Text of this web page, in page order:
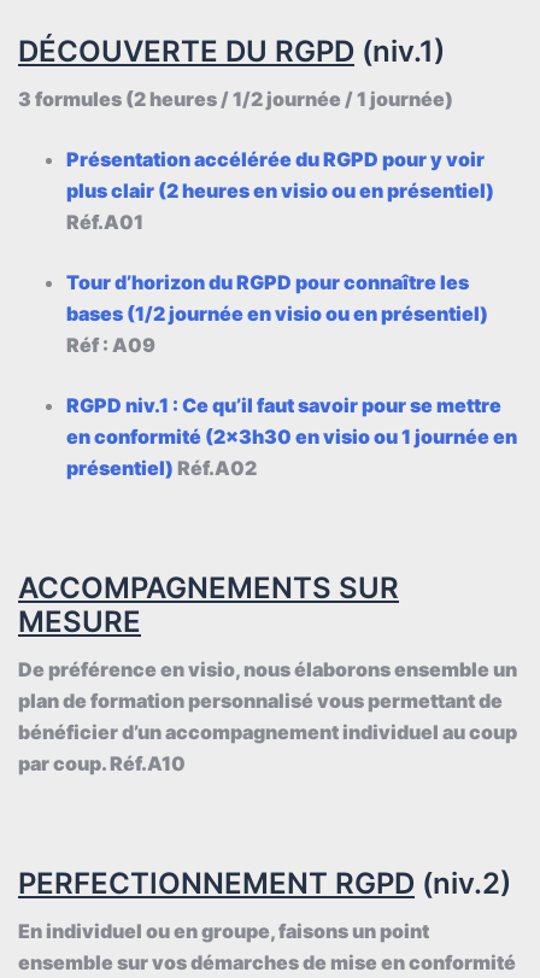
DÉCOUVERTE DU RGPD (niv.1)
3 formules (2 heures / 1/2 journée / 1 journée)
Présentation accélérée du RGPD pour y voir
plus clair (2 heures en visio ou en présentiel)
Réf.A01
Tour d’horizon du RGPD pour connaître les
bases (1/2 journée en visio ou en présentiel)
Réf : A09
RGPD niv.1 : Ce qu’il faut savoir pour se mettre
en conformité (2x3h30 en visio ou 1 journée en
présentiel) Réf.A02
ACCOMPAGNEMENTS SUR
MESURE
De préférence en visio, nous élaborons ensemble un
plan de formation personnalisé vous permettant de
bénéficier d’un accompagnement individuel au coup
par coup. Réf.A10
PERFECTIONNEMENT RGPD (niv.2)
En individuel ou en groupe, faisons un point
ensemble sur vos démarches de mise en conformité